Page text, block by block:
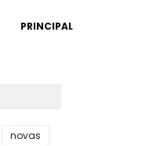
PRINCIPAL
novas